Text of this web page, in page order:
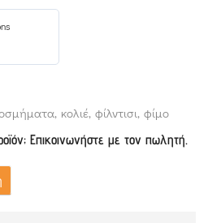
, κολιέ, φίλντισι, φίμο
Επικοινωνήστε με τον πωλητή.